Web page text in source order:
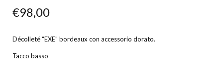
€98,00
Décolleté “EXE” bordeaux con accessorio dorato.
Tacco basso